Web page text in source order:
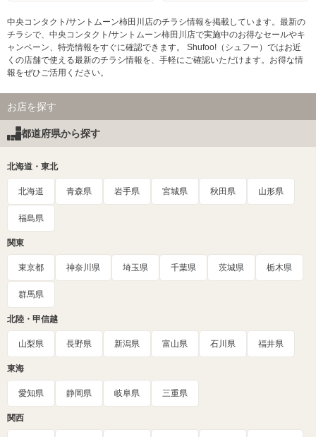
中央コンタクト/サントムーン柿田川店のチラシ情報を掲載しています。最新の
チラシで、中央コンタクト/サントムーン柿田川店で実施中のお得なセールやキ
ャンペーン、特売情報をすぐに確認できます。 Shufoo!（シュフー）ではお近
くの店舗で使える最新のチラシ情報を、手軽にご確認いただけます。お得な情
報をぜひご活用ください。
お店を探す
都道府県から探す
北海道・東北
北海道 青森県 岩手県 宮城県 秋田県 山形県
福島県
関東
東京都 神奈川県 埼玉県 千葉県 茨城県 栃木県
群馬県
北陸・甲信越
山梨県 長野県 新潟県 富山県 石川県 福井県
東海
愛知県 静岡県 岐阜県 三重県
関西